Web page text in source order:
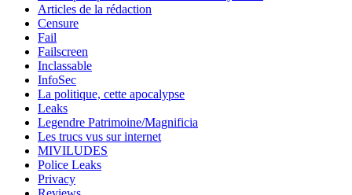
Articles de la rédaction
Censure
Fail
Failscreen
Inclassable
InfoSec
La politique, cette apocalypse
Leaks
Legendre Patrimoine/Magnificia
Les trucs vus sur internet
MIVILUDES
Police Leaks
Privacy